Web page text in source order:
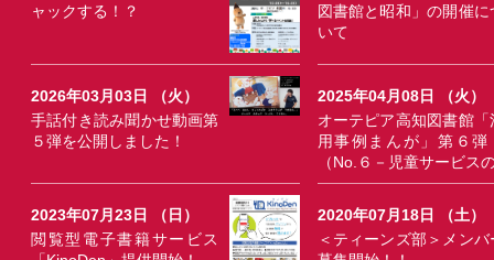
ャックする！？
図書館と昭和」の開催に
いて
2026年03月03日 （火）
手話付き読み聞かせ動画第
５弾を公開しました！
2025年04月08日 （火）
オーテピア高知図書館「
用事例まんが」第６弾
（No.６－児童サービス
2023年07月23日 （日）
閲覧型電子書籍サービス
2020年07月18日 （土）
＜ティーンズ部＞メンバ